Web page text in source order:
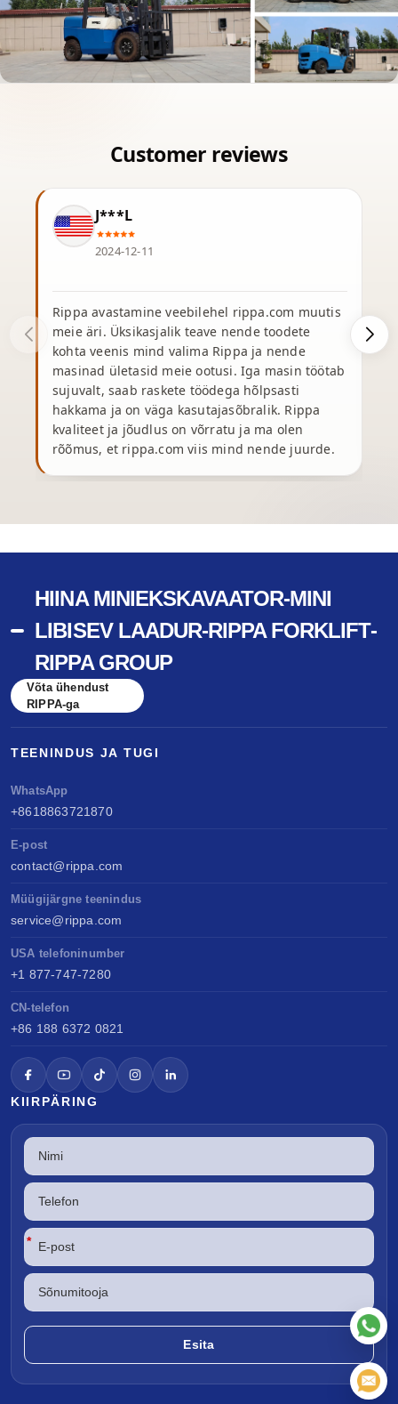
J***L
2024-12-11
Rippa avastamine veebilehel rippa.com muutis
meie äri. Üksikasjalik teave nende toodete
kohta veenis mind valima Rippa ja nende
masinad ületasid meie ootusi. Iga masin töötab
sujuvalt, saab raskete töödega hõlpsasti
hakkama ja on väga kasutajasõbralik. Rippa
kvaliteet ja jõudlus on võrratu ja ma olen
rõõmus, et rippa.com viis mind nende juurde.
HIINA MINIEKSKAVAATOR-MINI
LIBISEV LAADUR-RIPPA FORKLIFT-
RIPPA GROUP
Võta ühendust
RIPPA-ga
TEENINDUS JA TUGI
WhatsApp
+8618863721870
E-post
contact@rippa.com
Müügijärgne teenindus
service@rippa.com
USA telefoninumber
+1 877-747-7280
CN-telefon
+86 188 6372 0821
KIIRPÄRING
*